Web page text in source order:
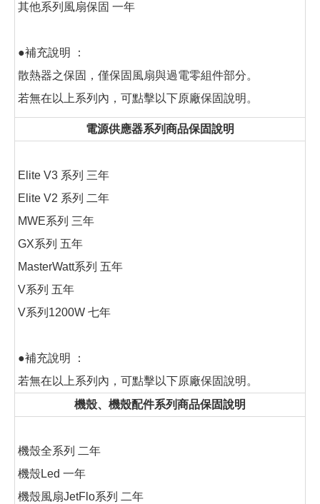
其他系列風扇保固 一年
●補充說明 ：
散熱器之保固，僅保固風扇與過電零組件部分。
若無在以上系列內，可點擊以下原廠保固說明。
電源供應器系列商品保固說明
Elite V3 系列 三年
Elite V2 系列 二年
MWE系列 三年
GX系列 五年
MasterWatt系列 五年
V系列 五年
V系列1200W 七年
●補充說明 ：
若無在以上系列內，可點擊以下原廠保固說明。
機殼、機殼配件系列商品保固說明
機殼全系列 二年
機殼Led 一年
機殼風扇JetFlo系列 二年